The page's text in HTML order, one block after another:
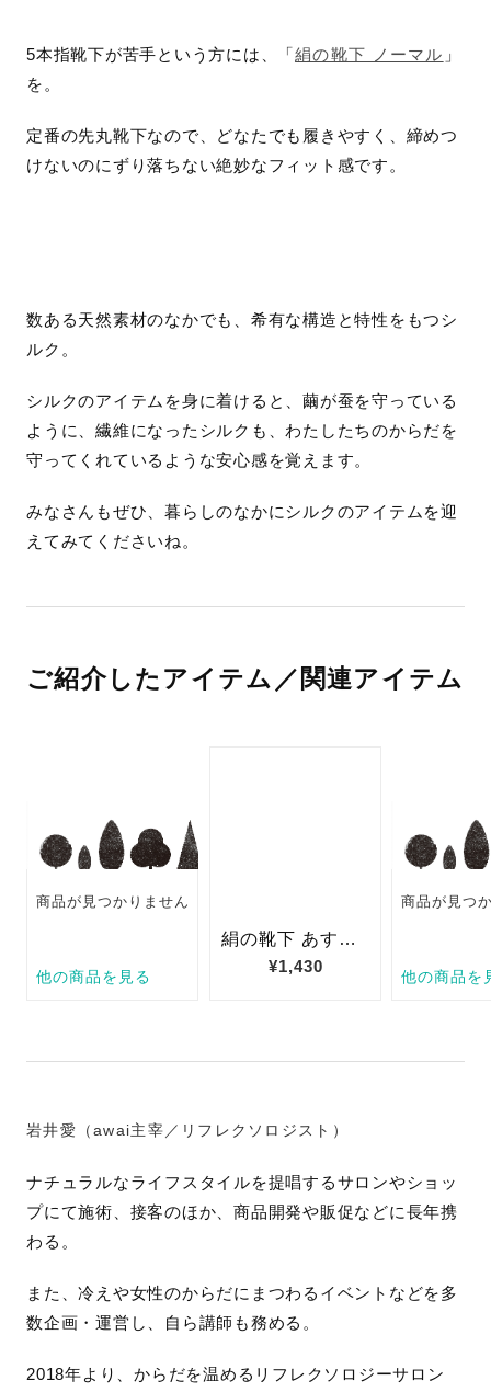
5本指靴下が苦手という方には、「絹の靴下 ノーマル 」
を。
定番の先丸靴下なので、どなたでも履きやすく、締めつ
けないのにずり落ちない絶妙なフィット感です。
数ある天然素材のなかでも、希有な構造と特性をもつシ
ルク。
シルクのアイテムを身に着けると、繭が蚕を守っている
ように、繊維になったシルクも、わたしたちのからだを
守ってくれているような安心感を覚えます。
みなさんもぜひ、暮らしのなかにシルクのアイテムを迎
えてみてくださいね。
ご紹介したアイテム／関連アイテム
岩井愛（awai主宰／リフレクソロジスト）
ナチュラルなライフスタイルを提唱するサロンやショッ
プにて施術、接客のほか、商品開発や販促などに長年携
わる。
また、冷えや女性のからだにまつわるイベントなどを多
数企画・運営し、自ら講師も務める。
2018年より、からだを温めるリフレクソロジーサロン